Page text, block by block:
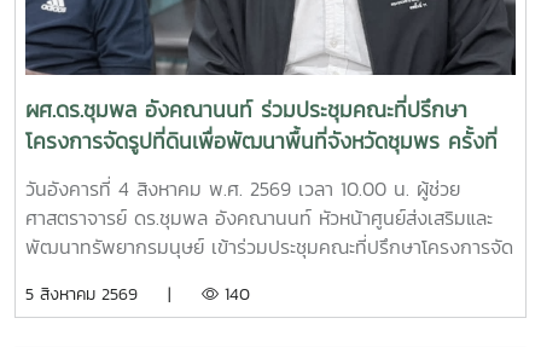
ผศ.ดร.ชุมพล อังคณานนท์ ร่วมประชุมคณะที่ปรึกษา
โครงการจัดรูปที่ดินเพื่อพัฒนาพื้นที่จังหวัดชุมพร ครั้งที่
2/2569
วันอังคารที่ 4 สิงหาคม พ.ศ. 2569 เวลา 10.00 น. ผู้ช่วย
ศาสตราจารย์ ดร.ชุมพล อังคณานนท์ หัวหน้าศูนย์ส่งเสริมและ
พัฒนาทรัพยากรมนุษย์ เข้าร่วมประชุมคณะที่ปรึกษาโครงการจัด
รวม สาย ก3 และ ก4ในเขตผังเมืองรวมชุมชนปากน้ำหลังสวน
5 สิงหาคม 2569 | 140